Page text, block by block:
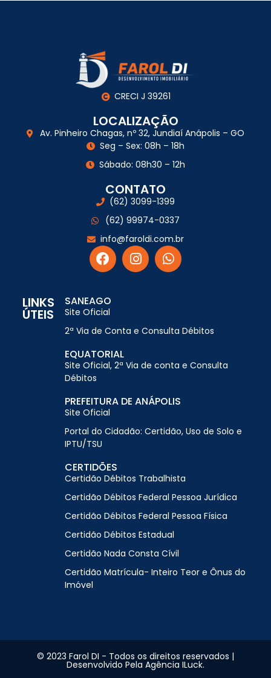
CRECI J 39261
LOCALIZAÇÃO
Av. Pinheiro Chagas, nº 32, Jundiaí Anápolis – GO
Seg – Sex: 08h – 18h
Sábado: 08h30 – 12h
CONTATO
(62) 3099-1399
(62) 99974-0337
info@faroldi.com.br
LINKS
ÚTEIS
SANEAGO
Site Oficial
2ª Via de Conta e Consulta Débitos
EQUATORIAL
Site Oficial, 2ª Via de conta e Consulta
Débitos
PREFEITURA DE ANÁPOLIS
Site Oficial
Portal do Cidadão: Certidão, Uso de Solo e
IPTU/TSU
CERTIDÕES
Certidão Débitos Trabalhista
Certidão Débitos Federal Pessoa Jurídica
Certidão Débitos Federal Pessoa Física
Certidão Débitos Estadual
Certidão Nada Consta Cívil
Certidão Matrícula- Inteiro Teor e Ônus do
Imóvel
© 2023 Farol DI - Todos os direitos reservados |
Desenvolvido Pela Agência ILuck.